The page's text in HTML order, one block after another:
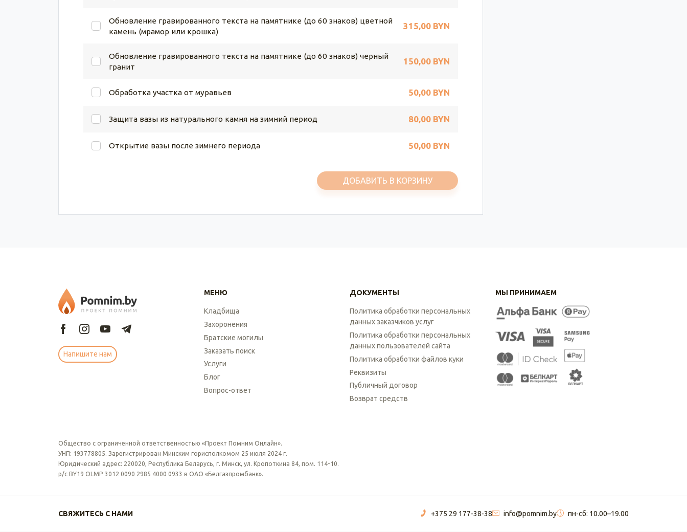
Обновление гравированного текста на памятнике (до 60 знаков) цветной
камень (мрамор или крошка)
315,00 BYN
Обновление гравированного текста на памятнике (до 60 знаков) черный
гранит
150,00 BYN
Обработка участка от муравьев 50,00 BYN
Защита вазы из натурального камня на зимний период 80,00 BYN
Открытие вазы после зимнего периода 50,00 BYN
ДОБАВИТЬ В КОРЗИНУ
Напишите нам
МЕНЮ
Кладбища
Захоронения
Братские могилы
Заказать поиск
Услуги
Блог
Вопрос-ответ
ДОКУМЕНТЫ
Политика обработки персональных
данных заказчиков услуг
Политика обработки персональных
данных пользователей сайта
Политика обработки файлов куки
Реквизиты
Публичный договор
Возврат средств
МЫ ПРИНИМАЕМ
Общество с ограниченной ответственностью «Проект Помним Онлайн».
УНП: 193778805. Зарегистрирован Минским горисполкомом 25 июля 2024 г.
Юридический адрес: 220020, Республика Беларусь, г. Минск, ул. Кропоткина 84, пом. 114-10.
р/с BY19 OLMP 3012 0090 2985 4000 0933 в ОАО «Белгазпромбанк».
СВЯЖИТЕСЬ С НАМИ +375 29 177-38-38 info@pomnim.by пн-сб: 10.00–19.00